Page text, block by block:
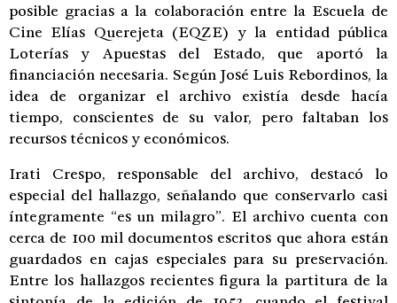
posible gracias a la colaboración entre la Escuela de
Cine Elías Querejeta (EQZE) y la entidad pública
Loterías y Apuestas del Estado, que aportó la
financiación necesaria. Según José Luis Rebordinos, la
idea de organizar el archivo existía desde hacía
tiempo, conscientes de su valor, pero faltaban los
recursos técnicos y económicos.
Irati Crespo, responsable del archivo, destacó lo
especial del hallazgo, señalando que conservarlo casi
íntegramente “es un milagro”. El archivo cuenta con
cerca de 100 mil documentos escritos que ahora están
guardados en cajas especiales para su preservación.
Entre los hallazgos recientes figura la partitura de la